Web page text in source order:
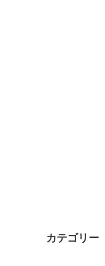
カテゴリー